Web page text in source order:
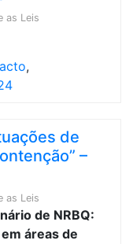
as Leis
,
de
–
as Leis